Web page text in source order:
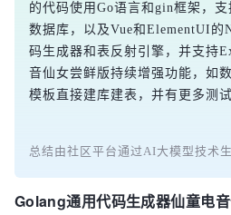
的代码使用Go语言和gin框架，
数据库，以及Vue和ElementUI
码生成器和表反射引擎，并支持
音仙女尝鲜版持续增强功能，如
模板直接建库建表，并有更多测
总结由社区平台通过AI大模型技术
Golang通用代码生成器仙童电